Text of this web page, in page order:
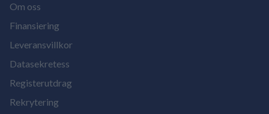
Om oss
Finansiering
Leveransvillkor
Datasekretess
Registerutdrag
Rekrytering